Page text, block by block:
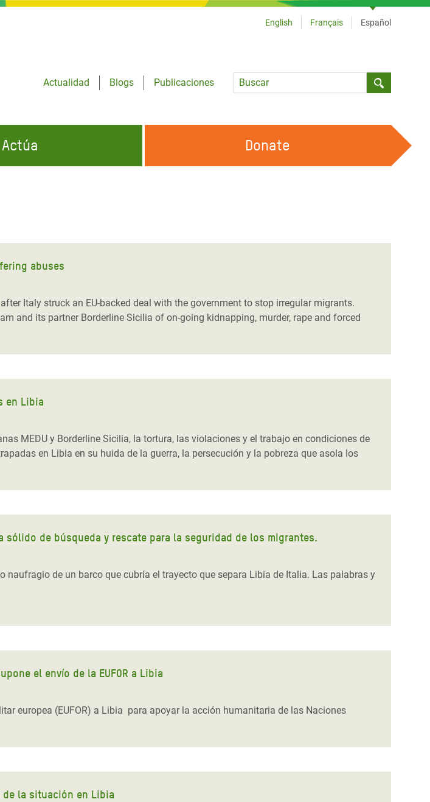
Actualidad
Blogs
Publicaciones
Language
English Français Español
Actúa Donate
abuses
Italy struck an EU-backed deal with the government to stop irregular migrants.
and its partner Borderline Sicilia of on-going kidnapping, murder, rape and forced
en Libia
MEDU y Borderline Sicilia, la tortura, las violaciones y el trabajo en condiciones de
en Libia en su huida de la guerra, la persecución y la pobreza que asola los
sólido de búsqueda y rescate para la seguridad de los migrantes.
de un barco que cubría el trayecto que separa Libia de Italia. Las palabras y
el envío de la EUFOR a Libia
europea (EUFOR) a Libia para apoyar la acción humanitaria de las Naciones
de la situación en Libia